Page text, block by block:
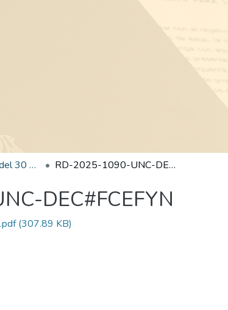
Edición 006/2025 del 30 de junio de 2025 RD-2025-1090-UNC-DEC#FCEFYN
DEC#FCEFYN
(307.89 KB)